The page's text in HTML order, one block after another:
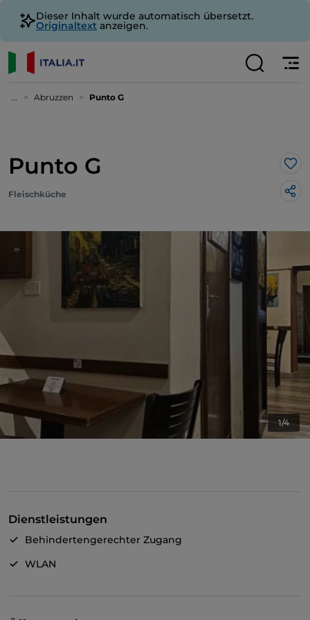
Dieser Inhalt wurde automatisch übersetzt.
Originaltext anzeigen.
... Abruzzen Punto G
Punto G
Fleischküche
1/4
Dienstleistungen
Behindertengerechter Zugang
WLAN